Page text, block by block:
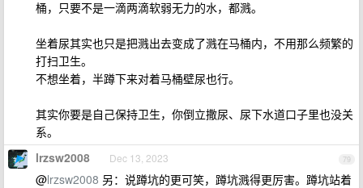
桶，只要不是一滴两滴软弱无力的水，都溅。
坐着尿其实也只是把溅出去变成了溅在马桶内，不用那么频繁的
打扫卫生。
不想坐着，半蹲下来对着马桶壁尿也行。
其实你要是自己保持卫生，你倒立撒尿、尿下水道口子里也没关
系。
79
lrzsw2008 Dec 13, 2023
@lrzsw2008 另：说蹲坑的更可笑，蹲坑溅得更厉害。蹲坑站着